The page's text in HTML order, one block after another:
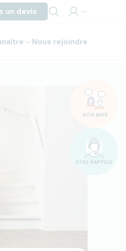
un devis
espace
Nous rejoindre
VOS AVIS
ÊTRE RAPPELÉ